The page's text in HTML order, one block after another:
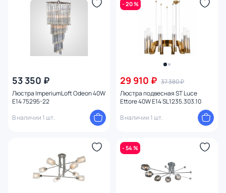
53 350 ₽
Люстра ImperiumLoft Odeon 40W
E14 75295-22
В наличии 1 шт.
- 20 %
29 910 ₽ 37 380 ₽
Люстра подвесная ST Luce
Ettore 40W E14 SL1235.303.10
В наличии 1 шт.
- 54 %